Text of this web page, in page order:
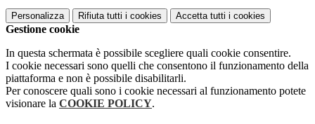
Personalizza Rifiuta tutti i cookies Accetta tutti i cookies
Gestione cookie
In questa schermata è possibile scegliere quali cookie consentire.
I cookie necessari sono quelli che consentono il funzionamento della
piattaforma e non è possibile disabilitarli.
Per conoscere quali sono i cookie necessari al funzionamento potete
visionare la COOKIE POLICY.